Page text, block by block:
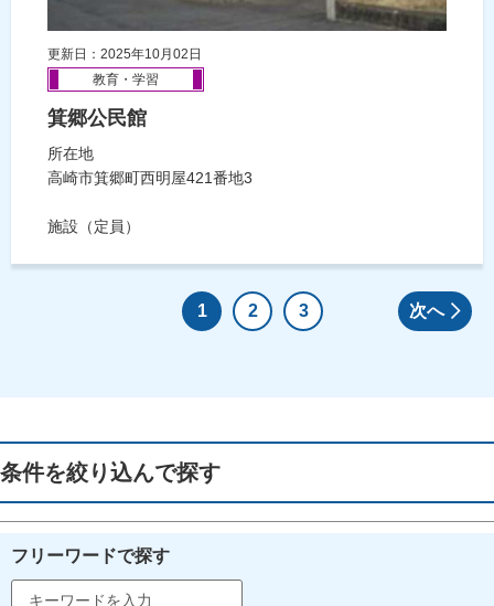
更新日：2025年10月02日
教育・学習
箕郷公民館
所在地
高崎市箕郷町西明屋421番地3
施設（定員）
1 2 3 次へ
条件を絞り込んで探す
フリーワードで探す